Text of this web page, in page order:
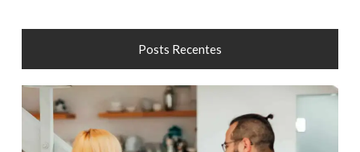
Posts Recentes